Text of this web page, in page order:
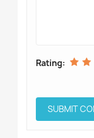
Rating: